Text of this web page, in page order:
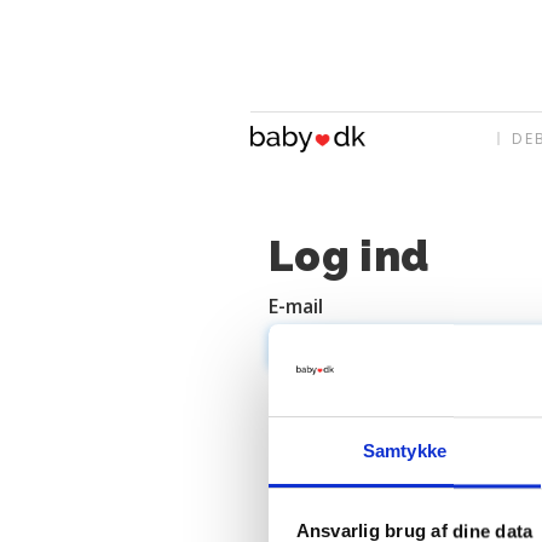
Samtykke
Ansvarlig brug af dine data
Log ind
E-mail